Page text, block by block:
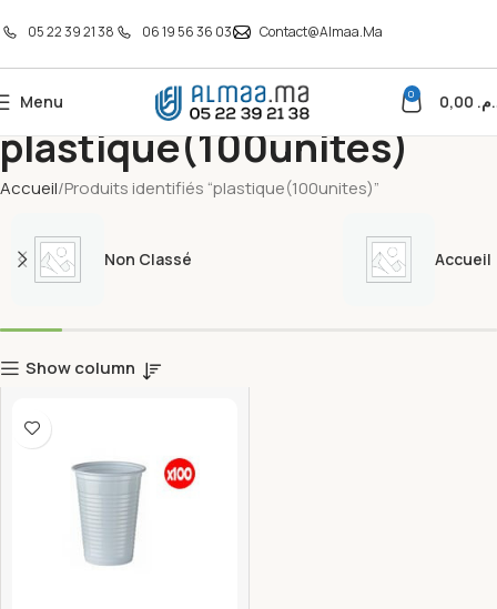
05 22 39 21 38 06 19 56 36 03 Contact@almaa.ma
Menu 0
plastique(100unites)
Accueil Produits identifiés “plastique(100unites)”
Non Classé Accueil
Show column